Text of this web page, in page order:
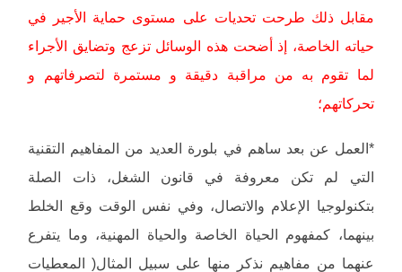
مقابل ذلك طرحت تحديات على مستوى حماية الأجير في
حياته الخاصة، إذ أضحت هذه الوسائل تزعج وتضايق الأجراء
لما تقوم به من مراقبة دقيقة و مستمرة لتصرفاتهم و
تحركاتهم؛
*العمل عن بعد ساهم في بلورة العديد من المفاهيم التقنية
التي لم تكن معروفة في قانون الشغل، ذات الصلة
بتكنولوجيا الإعلام والاتصال، وفي نفس الوقت وقع الخلط
بينهما، كمفهوم الحياة الخاصة والحياة المهنية، وما يتفرع
عنهما من مفاهيم نذكر منها على سبيل المثال( المعطيات